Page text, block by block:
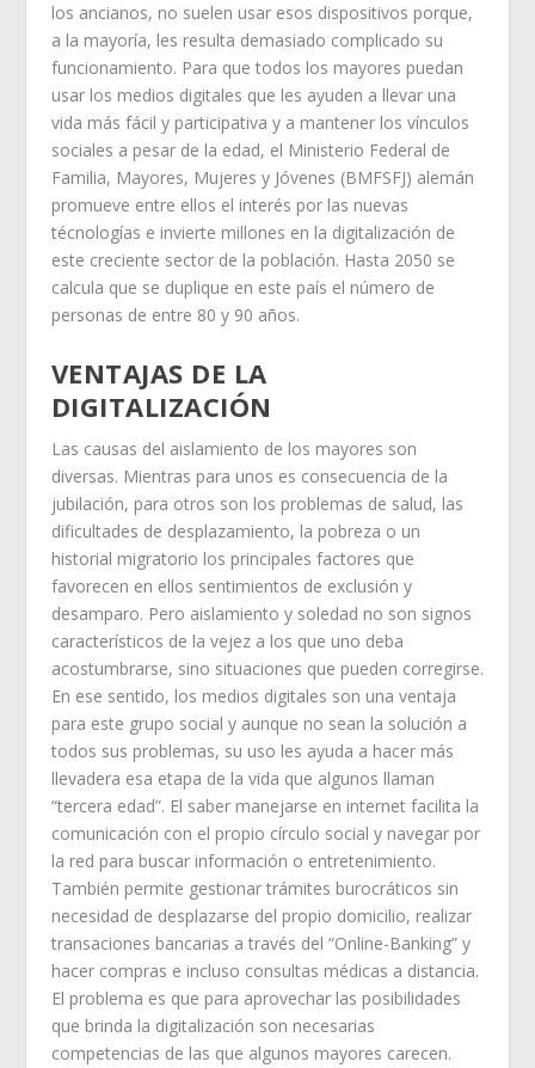
los ancianos, no suelen usar esos dispositivos porque,
a la mayoría, les resulta demasiado complicado su
funcionamiento. Para que todos los mayores puedan
usar los medios digitales que les ayuden a llevar una
vida más fácil y participativa y a mantener los vínculos
sociales a pesar de la edad, el Ministerio Federal de
Familia, Mayores, Mujeres y Jóvenes (BMFSFJ) alemán
promueve entre ellos el interés por las nuevas
técnologías e invierte millones en la digitalización de
este creciente sector de la población. Hasta 2050 se
calcula que se duplique en este país el número de
personas de entre 80 y 90 años.
VENTAJAS DE LA
DIGITALIZACIÓN
Las causas del aislamiento de los mayores son
diversas. Mientras para unos es consecuencia de la
jubilación, para otros son los problemas de salud, las
dificultades de desplazamiento, la pobreza o un
historial migratorio los principales factores que
favorecen en ellos sentimientos de exclusión y
desamparo. Pero aislamiento y soledad no son signos
característicos de la vejez a los que uno deba
acostumbrarse, sino situaciones que pueden corregirse.
En ese sentido, los medios digitales son una ventaja
para este grupo social y aunque no sean la solución a
todos sus problemas, su uso les ayuda a hacer más
llevadera esa etapa de la vida que algunos llaman
“tercera edad”. El saber manejarse en internet facilita la
comunicación con el propio círculo social y navegar por
la red para buscar información o entretenimiento.
También permite gestionar trámites burocráticos sin
necesidad de desplazarse del propio domicilio, realizar
transaciones bancarias a través del “Online-Banking” y
hacer compras e incluso consultas médicas a distancia.
El problema es que para aprovechar las posibilidades
que brinda la digitalización son necesarias
competencias de las que algunos mayores carecen.